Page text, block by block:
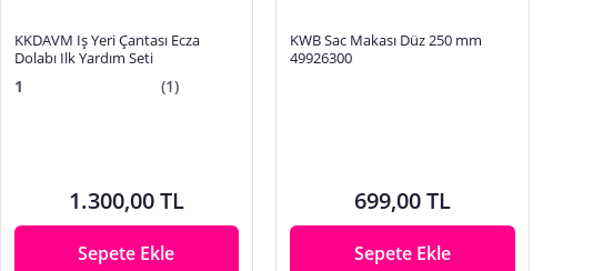
KKDAVM Iş Yeri Çantası Ecza
Dolabı Ilk Yardım Seti
1 (1)
1.300,00 TL
Sepete Ekle
KWB Sac Makası Düz 250 mm
49926300
699,00 TL
Sepete Ekle